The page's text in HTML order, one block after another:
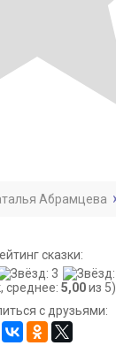
Абрамцева
сказки:
среднее: 5,00из 5)
с друзьями: